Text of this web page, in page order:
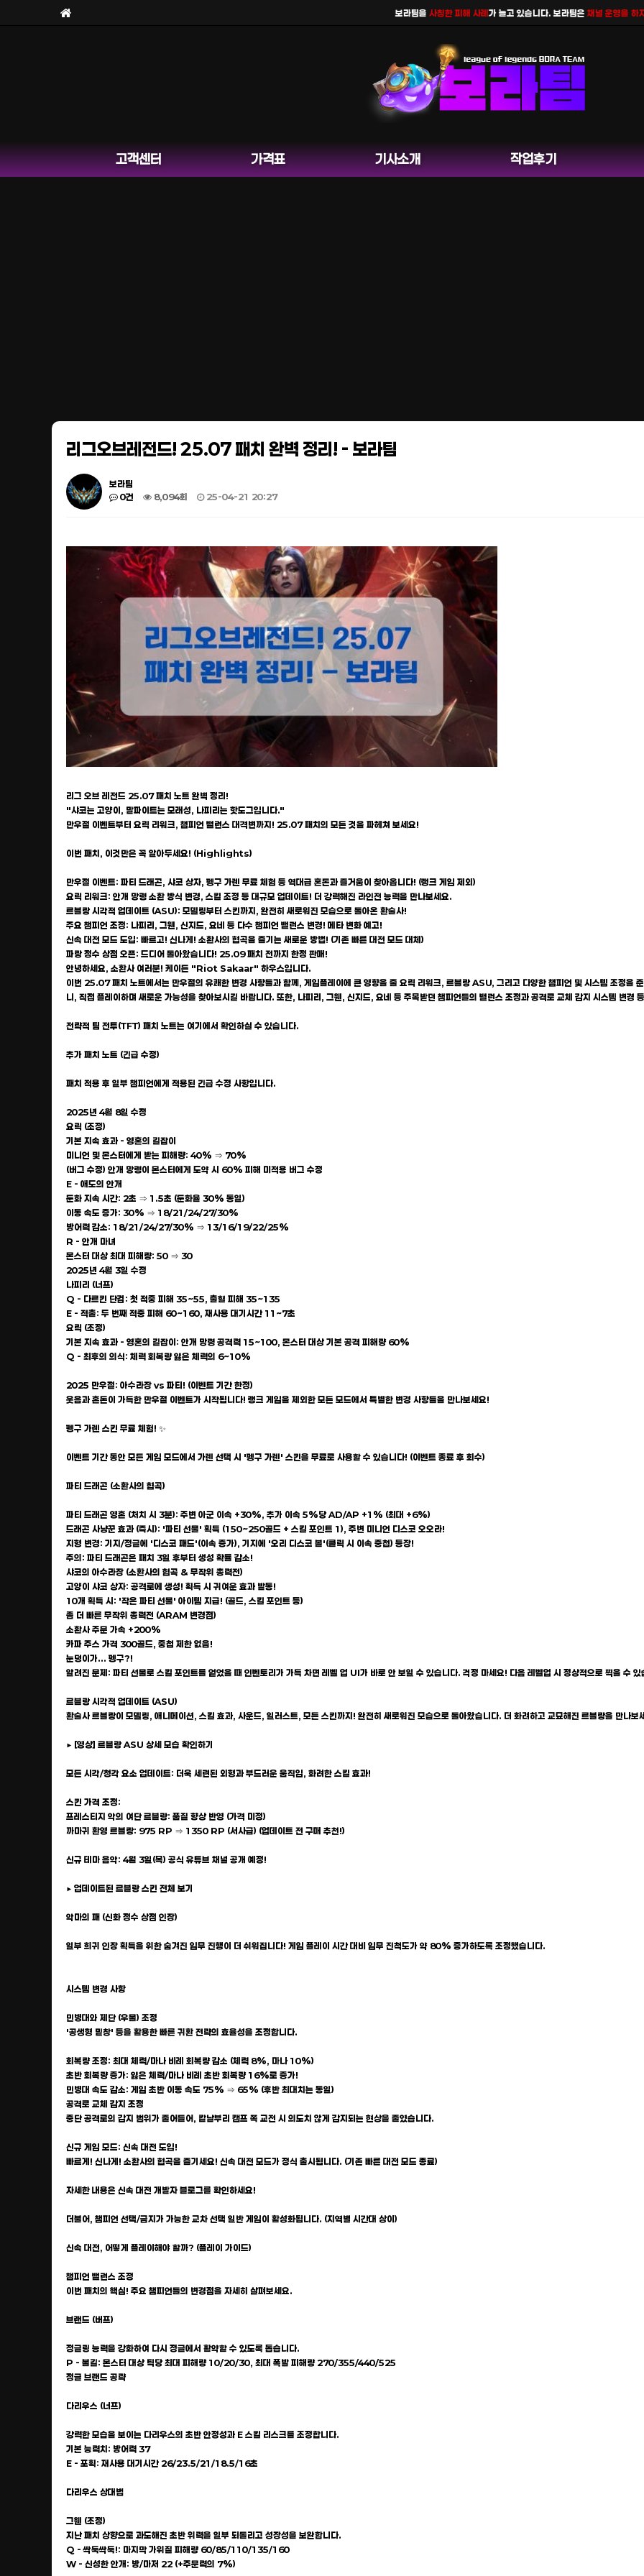
사칭한 피해 사례가 늘고 있습니다. 보라팀은채널 운영을 하지 않으며 공
고객센터 가격표 기사소개 작업후기
리그오브레전드! 25.07 패치 완벽 정리! - 보라팀
보라팀
0건
8,094회 25-04-21 20:27
리그 오브 레전드 25.07 패치 노트 완벽 정리!
"샤코는 고양이, 말파이트는 모래성, 나피리는 핫도그입니다."
만우절 이벤트부터 요릭 리워크, 챔피언 밸런스 대격변까지! 25.07 패치의 모든 것을 파헤쳐 보세요!
이번 패치, 이것만은 꼭 알아두세요! (Highlights)
만우절 이벤트: 파티 드래곤, 샤코 상자, 펭구 가렌 무료 체험 등 역대급 혼돈과 즐거움이 찾아옵니다! (랭크 게임 제외)
요릭 리워크: 안개 망령 소환 방식 변경, 스킬 조정 등 대규모 업데이트! 더 강력해진 라인전 능력을 만나보세요.
르블랑 시각적 업데이트 (ASU): 모델링부터 스킨까지, 완전히 새로워진 모습으로 돌아온 환술사!
주요 챔피언 조정: 나피리, 그웬, 신지드, 요네 등 다수 챔피언 밸런스 변경! 메타 변화 예고!
신속 대전 모드 도입: 빠르고! 신나게! 소환사의 협곡을 즐기는 새로운 방법! (기존 빠른 대전 모드 대체)
파랑 정수 상점 오픈: 드디어 돌아왔습니다! 25.09 패치 전까지 한정 판매!
안녕하세요, 소환사 여러분! 케이든 "Riot Sakaar" 하우스입니다.
이번 25.07 패치 노트에서는 만우절의 유쾌한 변경 사항들과 함께, 게임플레이에 큰 영향을 줄 요릭 리워크, 르블랑 ASU, 그리고 다양한 챔피언 및 시스템 조정을
니, 직접 플레이하며 새로운 가능성을 찾아보시길 바랍니다. 또한, 나피리, 그웬, 신지드, 요네 등 주목받던 챔피언들의 밸런스 조정과 공격로 교체 감지 시스템 변경
전략적 팀 전투(TFT) 패치 노트는 여기에서 확인하실 수 있습니다.
추가 패치 노트 (긴급 수정)
패치 적용 후 일부 챔피언에게 적용된 긴급 수정 사항입니다.
2025년 4월 8일 수정
요릭 (조정)
기본 지속 효과 - 영혼의 길잡이
미니언 및 몬스터에게 받는 피해량: 40% ⇒ 70%
(버그 수정) 안개 망령이 몬스터에게 도약 시 60% 피해 미적용 버그 수정
E - 애도의 안개
둔화 지속 시간: 2초 ⇒ 1.5초 (둔화율 30% 동일)
이동 속도 증가: 30% ⇒ 18/21/24/27/30%
방어력 감소: 18/21/24/27/30% ⇒ 13/16/19/22/25%
R - 안개 마녀
몬스터 대상 최대 피해량: 50 ⇒ 30
2025년 4월 3일 수정
나피리 (너프)
Q - 다르킨 단검: 첫 적중 피해 35~55, 출혈 피해 35~135
E - 적출: 두 번째 적중 피해 60~160, 재사용 대기시간 11~7초
요릭 (조정)
기본 지속 효과 - 영혼의 길잡이: 안개 망령 공격력 15~100, 몬스터 대상 기본 공격 피해량 60%
Q - 최후의 의식: 체력 회복량 잃은 체력의 6~10%
2025 만우절: 아수라장 vs 파티! (이벤트 기간 한정)
웃음과 혼돈이 가득한 만우절 이벤트가 시작됩니다! 랭크 게임을 제외한 모든 모드에서 특별한 변경 사항들을 만나보세요!
펭구 가렌 스킨 무료 체험! ✨
이벤트 기간 동안 모든 게임 모드에서 가렌 선택 시 '펭구 가렌' 스킨을 무료로 사용할 수 있습니다! (이벤트 종료 후 회수)
파티 드래곤 (소환사의 협곡)
파티 드래곤 영혼 (처치 시 3분): 주변 아군 이속 +30%, 추가 이속 5%당 AD/AP +1% (최대 +6%)
드래곤 사냥꾼 효과 (즉시): '파티 선물' 획득 (150~250골드 + 스킬 포인트 1), 주변 미니언 디스코 오오라!
지형 변경: 기지/정글에 '디스코 패드'(이속 증가), 기지에 '오리 디스코 볼'(클릭 시 이속 중첩) 등장!
주의: 파티 드래곤은 패치 3일 후부터 생성 확률 감소!
샤코의 아수라장 (소환사의 협곡 & 무작위 총력전)
고양이 샤코 상자: 공격로에 생성! 획득 시 귀여운 효과 발동!
10개 획득 시: '작은 파티 선물' 아이템 지급! (골드, 스킬 포인트 등)
좀 더 빠른 무작위 총력전 (ARAM 변경점)
소환사 주문 가속 +200%
카파 주스 가격 300골드, 중첩 제한 없음!
눈덩이가... 펭구?!
알려진 문제: 파티 선물로 스킬 포인트를 얻었을 때 인벤토리가 가득 차면 레벨 업 UI가 바로 안 보일 수 있습니다. 걱정 마세요! 다음 레벨업 시 정상적으로 찍을 수 있
르블랑 시각적 업데이트 (ASU)
환술사 르블랑이 모델링, 애니메이션, 스킬 효과, 사운드, 일러스트, 모든 스킨까지! 완전히 새로워진 모습으로 돌아왔습니다. 더 화려하고 교묘해진 르블랑을 만나보
▶ [영상] 르블랑 ASU 상세 모습 확인하기
모든 시각/청각 요소 업데이트: 더욱 세련된 외형과 부드러운 움직임, 화려한 스킬 효과!
스킨 가격 조정:
프레스티지 악의 여단 르블랑: 품질 향상 반영 (가격 미정)
까마귀 환영 르블랑: 975 RP ⇒ 1350 RP (서사급) (업데이트 전 구매 추천!)
신규 테마 음악: 4월 3일(목) 공식 유튜브 채널 공개 예정!
▶ 업데이트된 르블랑 스킨 전체 보기
악마의 패 (신화 정수 상점 인장)
일부 희귀 인장 획득을 위한 숨겨진 임무 진행이 더 쉬워집니다! 게임 플레이 시간 대비 임무 진척도가 약 80% 증가하도록 조정했습니다.
시스템 변경 사항
민병대와 제단 (우물) 조정
'공생형 밑창' 등을 활용한 빠른 귀환 전략의 효율성을 조정합니다.
회복량 조정: 최대 체력/마나 비례 회복량 감소 (체력 8%, 마나 10%)
초반 회복량 증가: 잃은 체력/마나 비례 초반 회복량 16%로 증가!
민병대 속도 감소: 게임 초반 이동 속도 75% ⇒ 65% (후반 최대치는 동일)
공격로 교체 감지 조정
중단 공격로의 감지 범위가 줄어들어, 칼날부리 캠프 쪽 교전 시 의도치 않게 감지되는 현상을 줄였습니다.
신규 게임 모드: 신속 대전 도입!
빠르게! 신나게! 소환사의 협곡을 즐기세요! 신속 대전 모드가 정식 출시됩니다. (기존 빠른 대전 모드 종료)
자세한 내용은 신속 대전 개발자 블로그를 확인하세요!
더불어, 챔피언 선택/금지가 가능한 교차 선택 일반 게임이 활성화됩니다. (지역별 시간대 상이)
신속 대전, 어떻게 플레이해야 할까? (플레이 가이드)
챔피언 밸런스 조정
이번 패치의 핵심! 주요 챔피언들의 변경점을 자세히 살펴보세요.
브랜드 (버프)
정글링 능력을 강화하여 다시 정글에서 활약할 수 있도록 돕습니다.
P - 불길: 몬스터 대상 틱당 최대 피해량 10/20/30, 최대 폭발 피해량 270/355/440/525
정글 브랜드 공략
다리우스 (너프)
강력한 모습을 보이는 다리우스의 초반 안정성과 E 스킬 리스크를 조정합니다.
기본 능력치: 방어력 37
E - 포획: 재사용 대기시간 26/23.5/21/18.5/16초
다리우스 상대법
그웬 (조정)
지난 패치 상향으로 과도해진 초반 위력을 일부 되돌리고 성장성을 보완합니다.
Q - 싹둑싹둑!: 마지막 가위질 피해량 60/85/110/135/160
W - 신성한 안개: 방/마저 22 (+주문력의 7%)